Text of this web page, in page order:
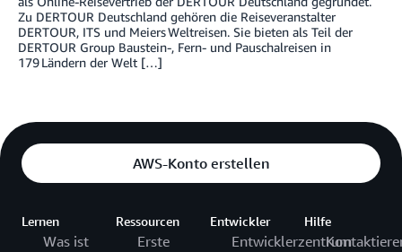
Zu DERTOUR Deutschland gehören die Reiseveranstalter
DERTOUR, ITS und Meiers Weltreisen. Sie bieten als Teil der
DERTOUR Group Baustein-, Fern- und Pauschalreisen in
179 Ländern der Welt […]
AWS-Konto erstellen
Lernen
Was ist
Ressourcen
Erste
Entwickler
Entwicklerzentrum
Hilfe